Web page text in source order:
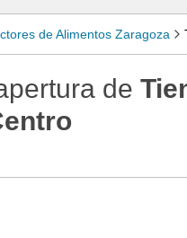
de Alimentos Zaragoza
de